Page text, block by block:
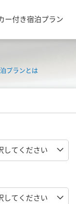
ー付き宿泊プラン
プランとは